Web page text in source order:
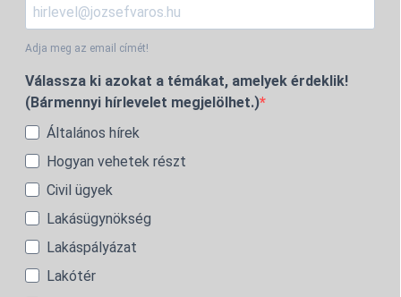
Adja meg az email címét!
Válassza ki azokat a témákat, amelyek érdeklik!
(Bármennyi hírlevelet megjelölhet.)
Általános hírek
Hogyan vehetek részt
Civil ügyek
Lakásügynökség
Lakáspályázat
Lakótér